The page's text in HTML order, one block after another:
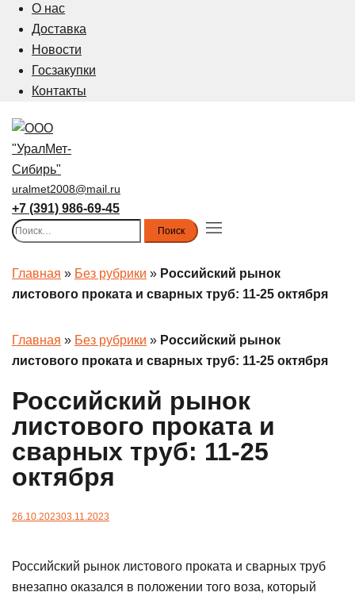
О нас
Доставка
Новости
Госзакупки
Контакты
uralmet2008@mail.ru
+7 (391) 986-69-45
Найти:
Главная » Без рубрики » Российский рынок
листового проката и сварных труб: 11-25 октября
Главная » Без рубрики » Российский рынок
листового проката и сварных труб: 11-25 октября
Российский рынок
листового проката и
сварных труб: 11-25
октября
26.10.202303.11.2023
Российский рынок листового проката и сварных труб
внезапно оказался в положении того воза, который